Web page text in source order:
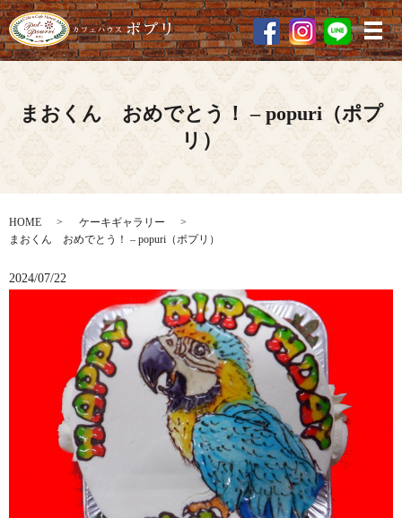
メ
まおくん おめでとう！ – popuri（ポプ
リ）
HOME
ケーキギャラリー
まおくん おめでとう！ – popuri（ポプリ）
2024/07/22